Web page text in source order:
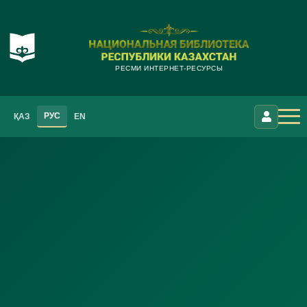
РЕСМИ ИНТЕРНЕТ-РЕСУРСЫ
ҚАЗ РУС EN